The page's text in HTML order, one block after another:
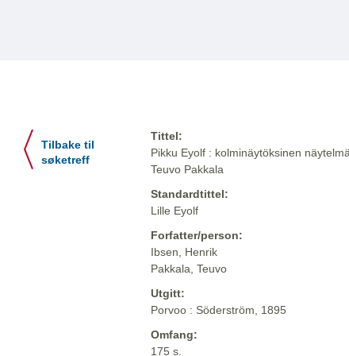
Tilbake til
søketreff
Tittel:
Pikku Eyolf : kolminäytöksinen
Teuvo Pakkala
Standardtittel:
Lille Eyolf
Forfatter/person:
Ibsen, Henrik
Pakkala, Teuvo
Utgitt:
Porvoo : Söderström, 1895
Omfang:
175 s.